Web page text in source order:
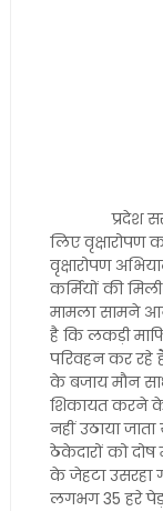
प्रदेश
लिए वृक्षारोपण
वृक्षारोपण
कर्मियों की
मामला सामने आने
है कि लकड़ी
परिवहन कर रहे
के बजाय मौन
शिकायत करने के
नहीं उठाया
ठेकेदारों को दोष
के जेहटा
लगभग 35 हरे